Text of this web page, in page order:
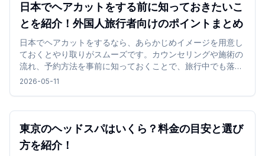
日本でヘアカットをする前に知っておきたいこ
とを紹介！外国人旅行者向けのポイントまとめ
日本でヘアカットをするなら、あらかじめイメージを用意し
ておくとやり取りがスムーズです。カウンセリングや施術の
流れ、予約方法を事前に知っておくことで、旅行中でも落ち
着いて利用しやすくなります。
2026-05-11
東京のヘッドスパはいくら？料金の目安と選び
方を紹介！